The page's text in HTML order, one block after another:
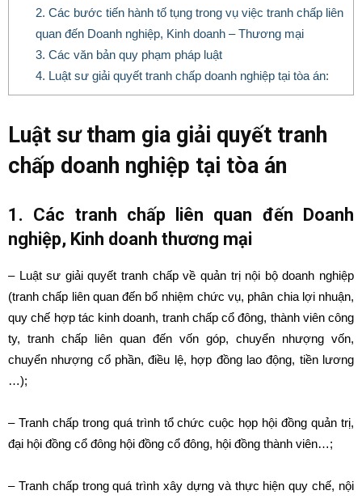
2. Các bước tiến hành tố tụng trong vụ việc tranh chấp liên
quan đến Doanh nghiệp, Kinh doanh – Thương mại
3. Các văn bản quy phạm pháp luật
4. Luật sư giải quyết tranh chấp doanh nghiệp tại tòa án:
Luật sư tham gia giải quyết tranh
chấp doanh nghiệp tại tòa án
1. Các tranh chấp liên quan đến Doanh
nghiệp, Kinh doanh thương mại
– Luật sư giải quyết tranh chấp về quản trị nội bộ doanh nghiệp
(tranh chấp liên quan đến bổ nhiệm chức vụ, phân chia lợi nhuận,
quy chế hợp tác kinh doanh, tranh chấp cổ đông, thành viên công
ty, tranh chấp liên quan đến vốn góp, chuyển nhượng vốn,
chuyển nhượng cổ phần, điều lệ, hợp đồng lao động, tiền lương
…);
– Tranh chấp trong quá trình tổ chức cuộc họp hội đồng quản trị,
đại hội đồng cổ đông hội đồng cổ đông, hội đồng thành viên…;
– Tranh chấp trong quá trình xây dựng và thực hiện quy chế, nội